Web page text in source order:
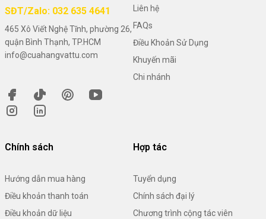
SĐT/Zalo: 032 635 4641
465 Xô Viết Nghệ Tĩnh, phường 26,
quận Bình Thạnh, TP.HCM
info@cuahangvattu.com
Liên hệ
FAQs
Điều Khoản Sử Dụng
Khuyến mãi
Chi nhánh
Chính sách
Hướng dẫn mua hàng
Điều khoản thanh toán
Điều khoản dữ liệu
Hợp tác
Tuyển dụng
Chính sách đại lý
Chương trình cộng tác viên